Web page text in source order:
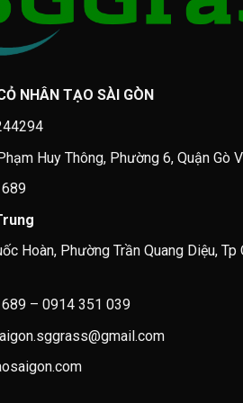
NHÂN TẠO SÀI GÒN
Huy Thông, Phường 6, Quận Gò
Hoàn, Phường Trần Quang Diệu, Tp
– 0914 351 039